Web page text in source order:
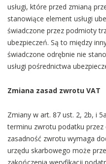
usługi, które przed zmianą
stanowiące element usługi
świadczone przez podmioty
ubezpieczeń. Są to między
świadczone odrębnie nie
usługi pośrednictwa
Zmiana zasad zwrotu VAT
Zmiany w art. 87 ust. 2, 2b, i
terminu zwrotu podatku przez
zasadność zwrotu wymaga
urzędu skarbowego może